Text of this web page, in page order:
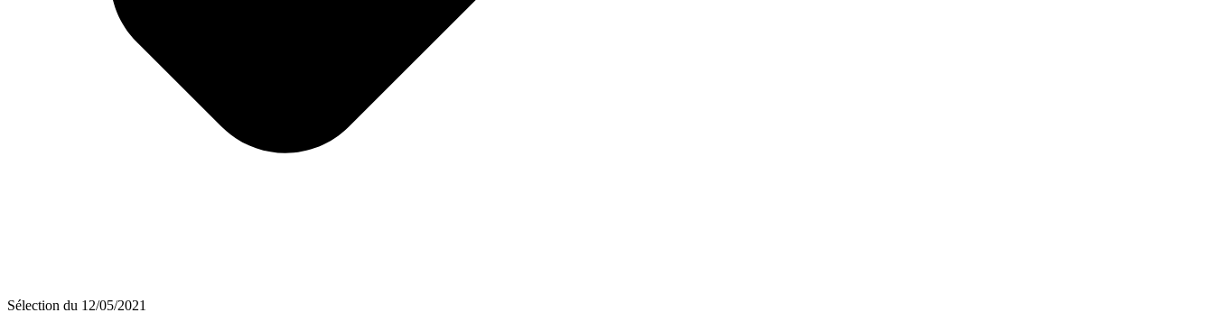
Sélection du 12/05/2021